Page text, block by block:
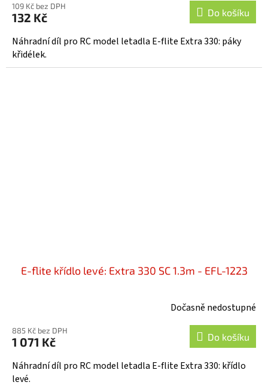
109 Kč bez DPH
132 Kč Do košíku
Náhradní díl pro RC model letadla E-flite Extra 330: páky
křidélek.
E-flite křídlo levé: Extra 330 SC 1.3m - EFL-1223
Dočasně nedostupné
885 Kč bez DPH
1 071 Kč Do košíku
Náhradní díl pro RC model letadla E-flite Extra 330: křídlo
levé.